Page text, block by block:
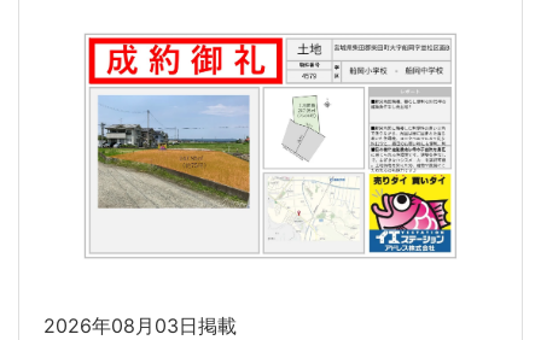
2026年08月03日掲載